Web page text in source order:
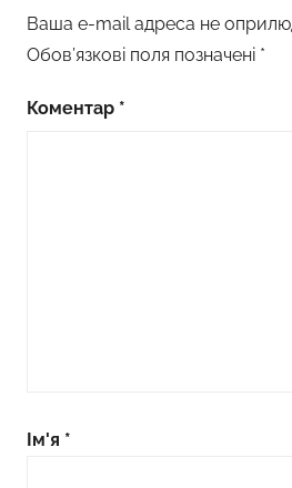
Ваша e-mail адреса не
Обов’язкові поля позначені *
Коментар *
Ім'я *